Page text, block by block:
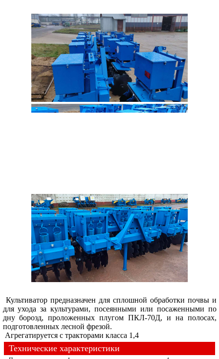
Культиватор предназначен для сплошной обработки почвы и
для ухода за культурами, посеянными или посаженными по
дну борозд, проложенных плугом ПКЛ-70Д, и на полосах,
подготовленных лесной фрезой.
Агрегатируется с тракторами класса 1,4
Технические характеристики